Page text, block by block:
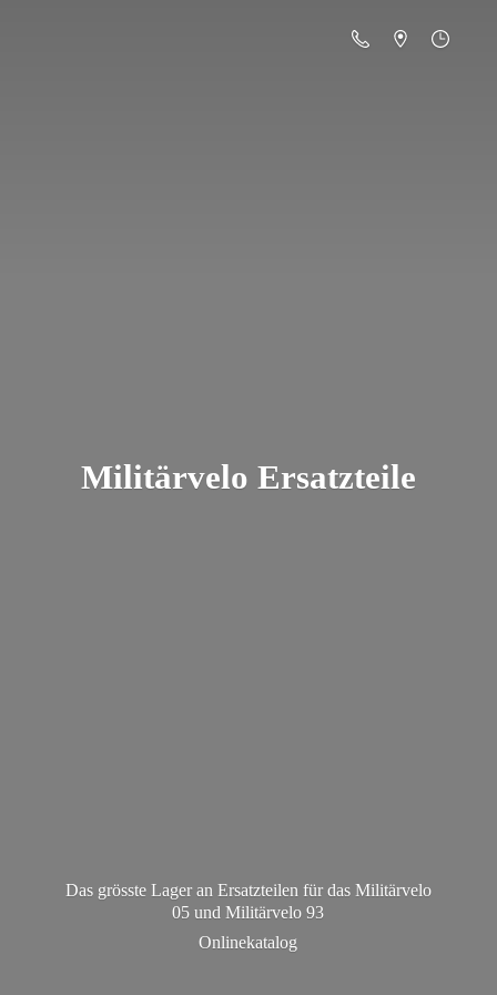
Militärvelo Ersatzteile
Das grösste Lager an Ersatzteilen für das Militärvelo
05 und Militärvelo 93
Onlinekatalog